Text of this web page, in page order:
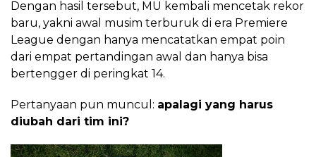
Dengan hasil tersebut, MU kembali mencetak rekor
baru, yakni awal musim terburuk di era Premiere
League dengan hanya mencatatkan empat poin
dari empat pertandingan awal dan hanya bisa
bertengger di peringkat 14.
Pertanyaan pun muncul: apalagi yang harus
diubah dari tim ini?